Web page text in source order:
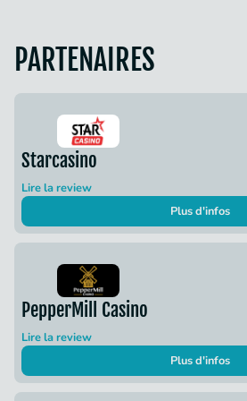
PARTENAIRES
Starcasino
Lire la review
Plus d'infos
PepperMill Casino
Lire la review
Plus d'infos